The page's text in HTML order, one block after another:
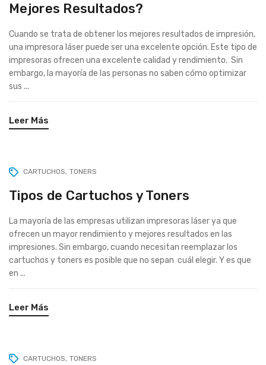
Mejores Resultados?
Cuando se trata de obtener los mejores resultados de impresión,
una impresora láser puede ser una excelente opción. Este tipo de
impresoras ofrecen una excelente calidad y rendimiento. Sin
embargo, la mayoría de las personas no saben cómo optimizar
sus ...
Leer Más
CARTUCHOS TONERS
Tipos de Cartuchos y Toners
La mayoría de las empresas utilizan impresoras láser ya que
ofrecen un mayor rendimiento y mejores resultados en las
impresiones. Sin embargo, cuando necesitan reemplazar los
cartuchos y toners es posible que no sepan cuál elegir. Y es que
en ...
Leer Más
CARTUCHOS TONERS